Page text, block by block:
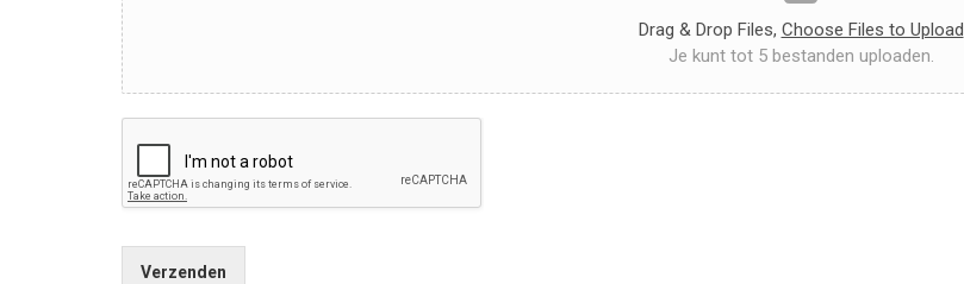
Drag & Drop Files, Choose Files to Upload
Je kunt tot 5 bestanden uploaden.
Verzenden